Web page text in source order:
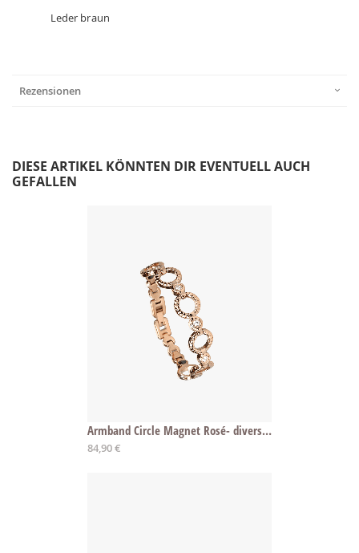
Leder braun
Rezensionen
DIESE ARTIKEL KÖNNTEN DIR EVENTUELL AUCH
GEFALLEN
Armband Circle Magnet Rosé- diverse Längen
84,90 €